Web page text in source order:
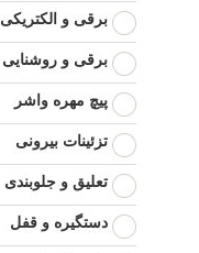
برقی و الکتریکی
برقی و روشنایی
پیچ مهره واشر
تزئینات بیرونی
تعلیق و جلوبندی
دستگیره و قفل